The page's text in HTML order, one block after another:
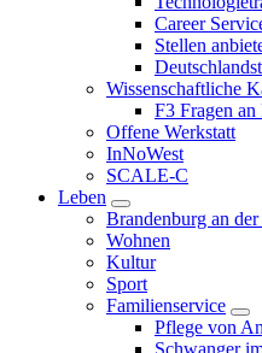
Career
Stellen
Wissenschaftliche
F3 Fragen
Offene Werkstatt
InNoWest
SCALE-C
Leben
Brandenburg an
Wohnen
Kultur
Sport
Familienservice
Pflege von
Schwanger